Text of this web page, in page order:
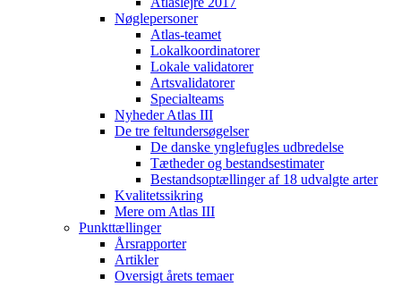
Nøglepersoner
Atlas-teamet
Lokalkoordinatorer
Lokale validatorer
Artsvalidatorer
Specialteams
Nyheder Atlas III
De tre feltundersøgelser
De danske ynglefugles udbredelse
Tætheder og bestandsestimater
Bestandsoptællinger af 18 udvalgte arter
Kvalitetssikring
Mere om Atlas III
Punkttællinger
Årsrapporter
Artikler
Oversigt årets temaer